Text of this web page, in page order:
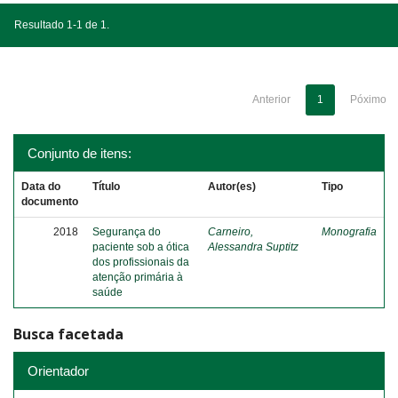
Resultado 1-1 de 1.
Anterior 1 Póximo
Conjunto de itens:
Data do
documento
Título Autor(es) Tipo
2018
Segurança do
paciente sob a ótica
dos profissionais da
atenção primária à
saúde
Carneiro,
Alessandra Suptitz
Monografia
Busca facetada
Orientador